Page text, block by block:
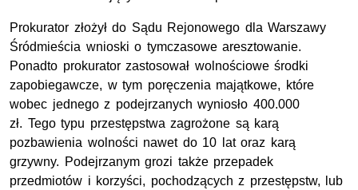
Prokurator złożył do Sądu Rejonowego dla Warszawy
Śródmieścia wnioski o tymczasowe aresztowanie.
Ponadto prokurator zastosował wolnościowe środki
zapobiegawcze, w tym poręczenia majątkowe, które
wobec jednego z podejrzanych wyniosło 400.000
zł. Tego typu przestępstwa zagrożone są karą
pozbawienia wolności nawet do 10 lat oraz karą
grzywny. Podejrzanym grozi także przepadek
przedmiotów i korzyści, pochodzących z przestępstw, lub